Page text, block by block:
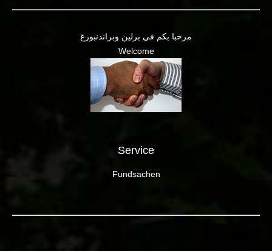
مرحبا بكم في برلين وبراندنبورغ
Welcome
Service
Fundsachen